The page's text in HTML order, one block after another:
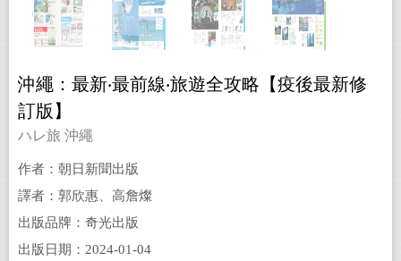
沖繩：最新‧最前線‧旅遊全攻略【疫後最新修
訂版】
ハレ旅 沖繩
作者：朝日新聞出版
譯者：郭欣惠、高詹燦
出版品牌：奇光出版
出版日期：2024-01-04